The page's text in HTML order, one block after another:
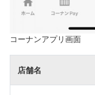
コーナンアプリ画面
店舗名